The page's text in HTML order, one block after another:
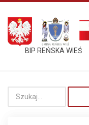
BIP REŃSKA WIEŚ